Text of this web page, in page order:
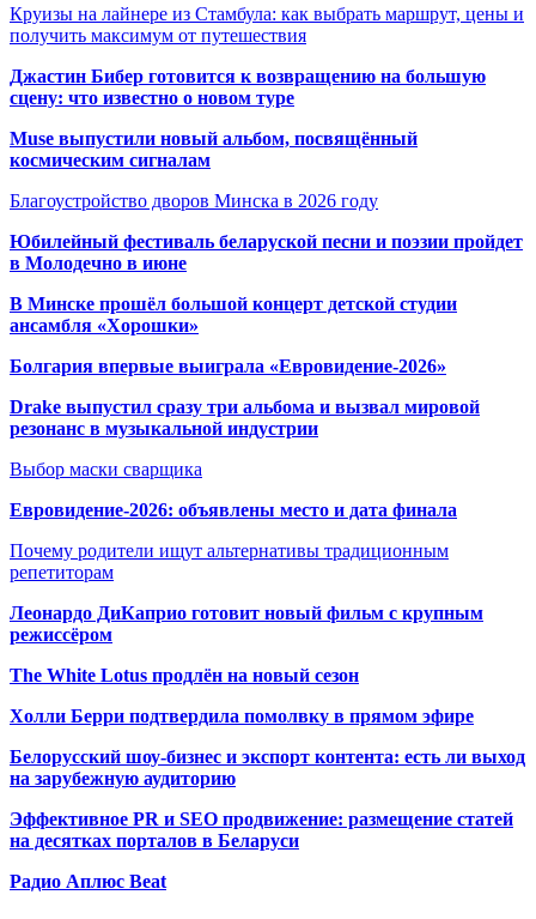
Круизы на лайнере из Стамбула: как выбрать маршрут, цены и
получить максимум от путешествия
Джастин Бибер готовится к возвращению на большую
сцену: что известно о новом туре
Muse выпустили новый альбом, посвящённый
космическим сигналам
Благоустройство дворов Минска в 2026 году
Юбилейный фестиваль беларуской песни и поэзии пройдет
в Молодечно в июне
В Минске прошёл большой концерт детской студии
ансамбля «Хорошки»
Болгария впервые выиграла «Евровидение-2026»
Drake выпустил сразу три альбома и вызвал мировой
резонанс в музыкальной индустрии
Выбор маски сварщика
Евровидение-2026: объявлены место и дата финала
Почему родители ищут альтернативы традиционным
репетиторам
Леонардо ДиКаприо готовит новый фильм с крупным
режиссёром
The White Lotus продлён на новый сезон
Холли Берри подтвердила помолвку в прямом эфире
Белорусский шоу-бизнес и экспорт контента: есть ли выход
на зарубежную аудиторию
Эффективное PR и SEO продвижение: размещение статей
на десятках порталов в Беларуси
Радио Аплюс Beat